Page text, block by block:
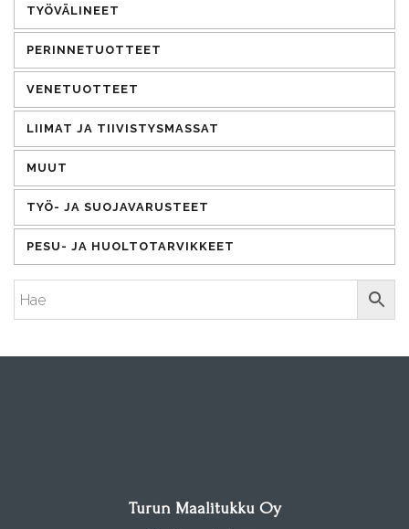
TYÖVÄLINEET
PERINNETUOTTEET
VENETUOTTEET
LIIMAT JA TIIVISTYSMASSAT
MUUT
TYÖ- JA SUOJAVARUSTEET
PESU- JA HUOLTOTARVIKKEET
Turun Maalitukku Oy